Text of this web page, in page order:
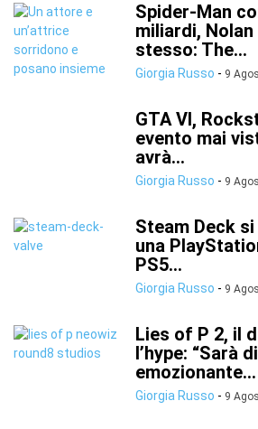
Spider-Man
miliardi,
stesso: The...
Giorgia Russo - 9
GTA VI,
evento mai
avrà...
Giorgia Russo - 9
Steam Deck
una
PS5...
Giorgia Russo - 9
Lies of P 2, il
l’hype: “Sarà
emozionante...
Giorgia Russo - 9